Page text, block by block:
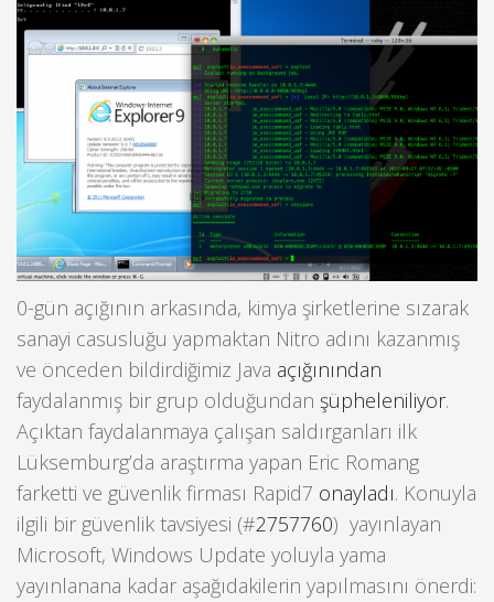
0-gün açığının arkasında, kimya şirketlerine sızarak
sanayi casusluğu yapmaktan Nitro adını kazanmış
ve önceden bildirdiğimiz Java açığınından
faydalanmış bir grup olduğundan şüpheleniliyor.
Açıktan faydalanmaya çalışan saldırganları ilk
Lüksemburg’da araştırma yapan Eric Romang
farketti ve güvenlik firması Rapid7 onayladı. Konuyla
ilgili bir güvenlik tavsiyesi (#2757760) yayınlayan
Microsoft, Windows Update yoluyla yama
yayınlanana kadar aşağıdakilerin yapılmasını önerdi: